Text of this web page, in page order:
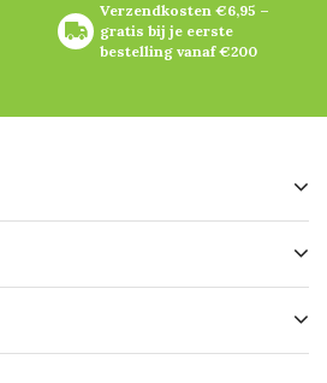
Verzendkosten €6,95 –
gratis bij je eerste
bestelling vanaf €200